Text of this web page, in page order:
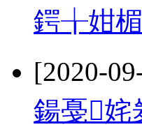
鍔╁姏
[2020-
鍚戞姹